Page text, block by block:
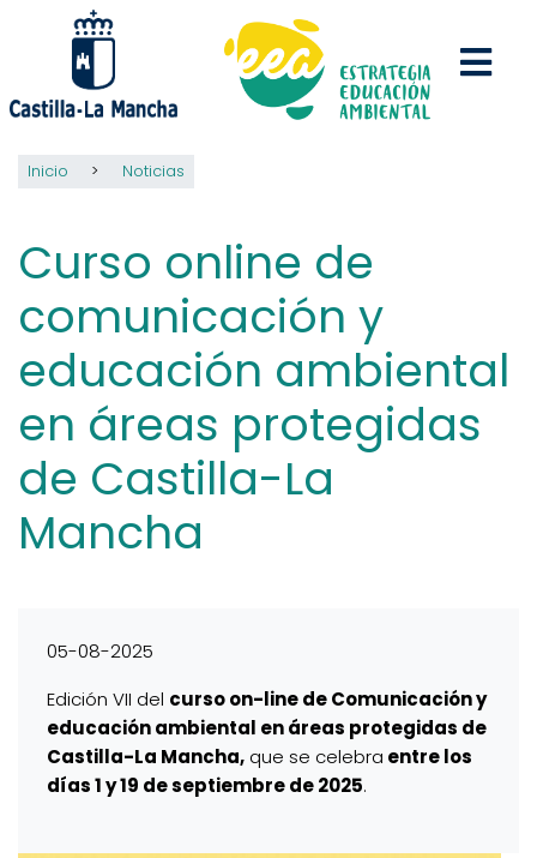
contenido
principal
Inicio Noticias
Curso online de
comunicación y
educación ambiental
en áreas protegidas
de Castilla-La
Mancha
05-08-2025
Edición VII del curso on-line de Comunicación y
educación ambiental en áreas protegidas de
Castilla-La Mancha, que se celebra entre los
días 1 y 19 de septiembre de 2025.